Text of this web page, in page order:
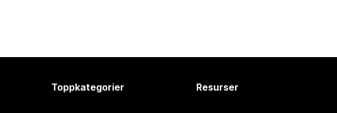
Toppkategorier Resurser